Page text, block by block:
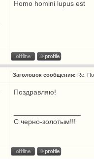
Homo homini lupus est
Заголовок сообщения: Re:
Поздравляю!
С черно-золотым!!!